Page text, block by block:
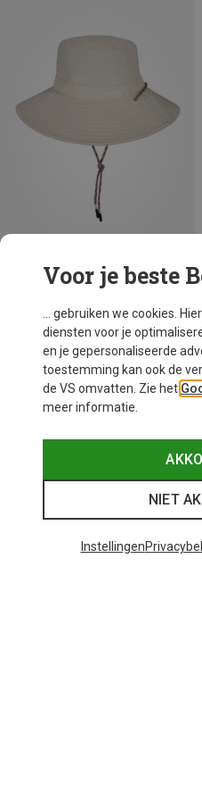
Maten
Zaron Hoed
ONE SIZEVoor je beste
... gebruiken we cookies.
diensten voor je
en je gepersonaliseerde
toestemming kan ook de
de VS omvatten. Zie het
meer informatie.
NIET
Instellingen